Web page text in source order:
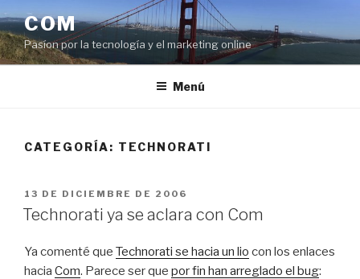
al
contenido
COM
Pasíon por la tecnología y el marketing online
Menú
CATEGORÍA: TECHNORATI
PUBLICADO
EL
13 DE DICIEMBRE DE 2006
Technorati ya se aclara con Com
Ya comenté que Technorati se hacia un lio con los enlaces
hacia Com. Parece ser que por fin han arreglado el bug: